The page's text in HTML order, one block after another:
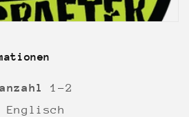
1-2
Englisch